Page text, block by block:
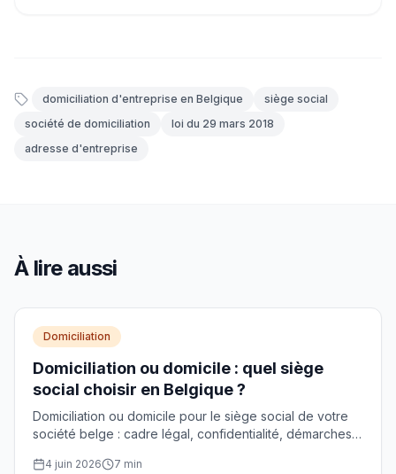
domiciliation d'entreprise en Belgique
siège social
société de domiciliation
loi du 29 mars 2018
adresse d'entreprise
À lire aussi
Domiciliation
Domiciliation ou domicile : quel siège
social choisir en Belgique ?
Domiciliation ou domicile pour le siège social de votre
société belge : cadre légal, confidentialité, démarches
4 juin 2026 7 min